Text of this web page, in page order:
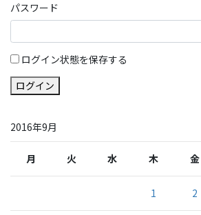
パスワード
ログイン状態を保存する
ログイン
2016年9月
月 火 水 木 金
1 2